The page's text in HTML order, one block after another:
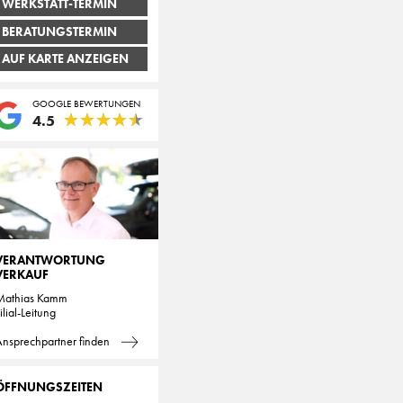
WERKSTATT-TERMIN
BERATUNGSTERMIN
AUF KARTE ANZEIGEN
GOOGLE BEWERTUNGEN
4.5 ★★★★★
★★★★★
Kamm
Leitung
finden